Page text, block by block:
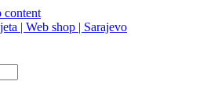
content